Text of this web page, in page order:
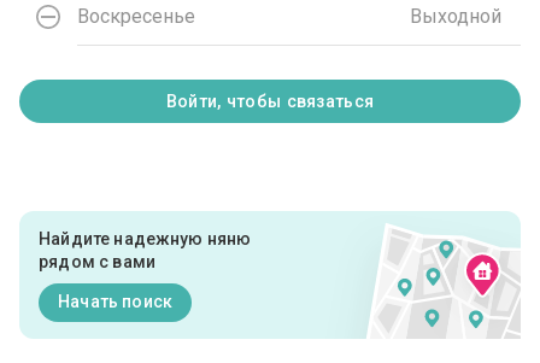
Воскресенье Выходной
Войти, чтобы связаться
Найдите надежную няню
рядом с вами
Начать поиск